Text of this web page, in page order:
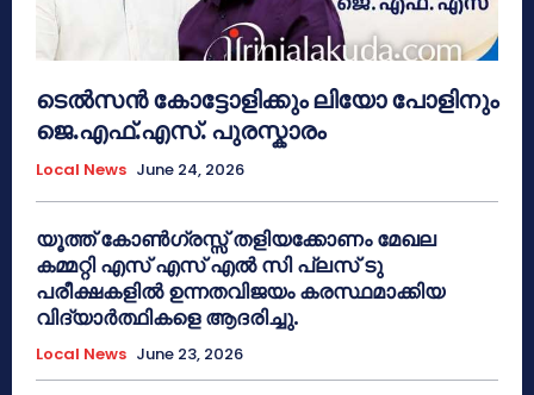
ടെൽസൻ കോട്ടോളിക്കും ലിയോ പോളിനും
ജെ.എഫ്.എസ്. പുരസ്കാരം
Local News June 24, 2026
യൂത്ത് കോൺഗ്രസ്സ് തളിയക്കോണം മേഖല
കമ്മറ്റി എസ് എസ് എൽ സി പ്ലസ് ടു
പരീക്ഷകളിൽ ഉന്നതവിജയം കരസ്ഥമാക്കിയ
വിദ്യാർത്ഥികളെ ആദരിച്ചു.
Local News June 23, 2026